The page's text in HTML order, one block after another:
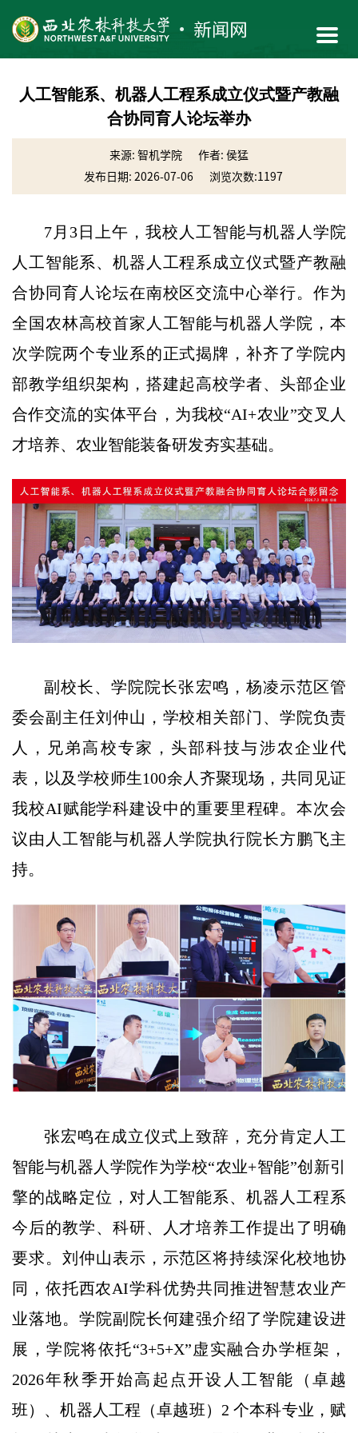
人工智能系、机器人工程系成立仪式暨产教融
合协同育人论坛举办
来源: 智机学院
作者: 侯猛
发布日期: 2026-07-06
浏览次数:1197
7月3日上午，我校人工智能与机器人学院
人工智能系、机器人工程系成立仪式暨产教融
合协同育人论坛在南校区交流中心举行。作为
全国农林高校首家人工智能与机器人学院，本
次学院两个专业系的正式揭牌，补齐了学院内
部教学组织架构，搭建起高校学者、头部企业
合作交流的实体平台，为我校“AI+农业”交叉人
才培养、农业智能装备研发夯实基础。
副校长、学院院长张宏鸣，杨凌示范区管
委会副主任刘仲山，学校相关部门、学院负责
人，兄弟高校专家，头部科技与涉农企业代
表，以及学校师生100余人齐聚现场，共同见证
我校AI赋能学科建设中的重要里程碑。本次会
议由人工智能与机器人学院执行院长方鹏飞主
持。
张宏鸣在成立仪式上致辞，充分肯定人工
智能与机器人学院作为学校“农业+智能”创新引
擎的战略定位，对人工智能系、机器人工程系
今后的教学、科研、人才培养工作提出了明确
要求。刘仲山表示，示范区将持续深化校地协
同，依托西农AI学科优势共同推进智慧农业产
业落地。学院副院长何建强介绍了学院建设进
展，学院将依托“3+5+X”虚实融合办学框架，
2026年秋季开始高起点开设人工智能（卓越
班）、机器人工程（卓越班）2 个本科专业，赋